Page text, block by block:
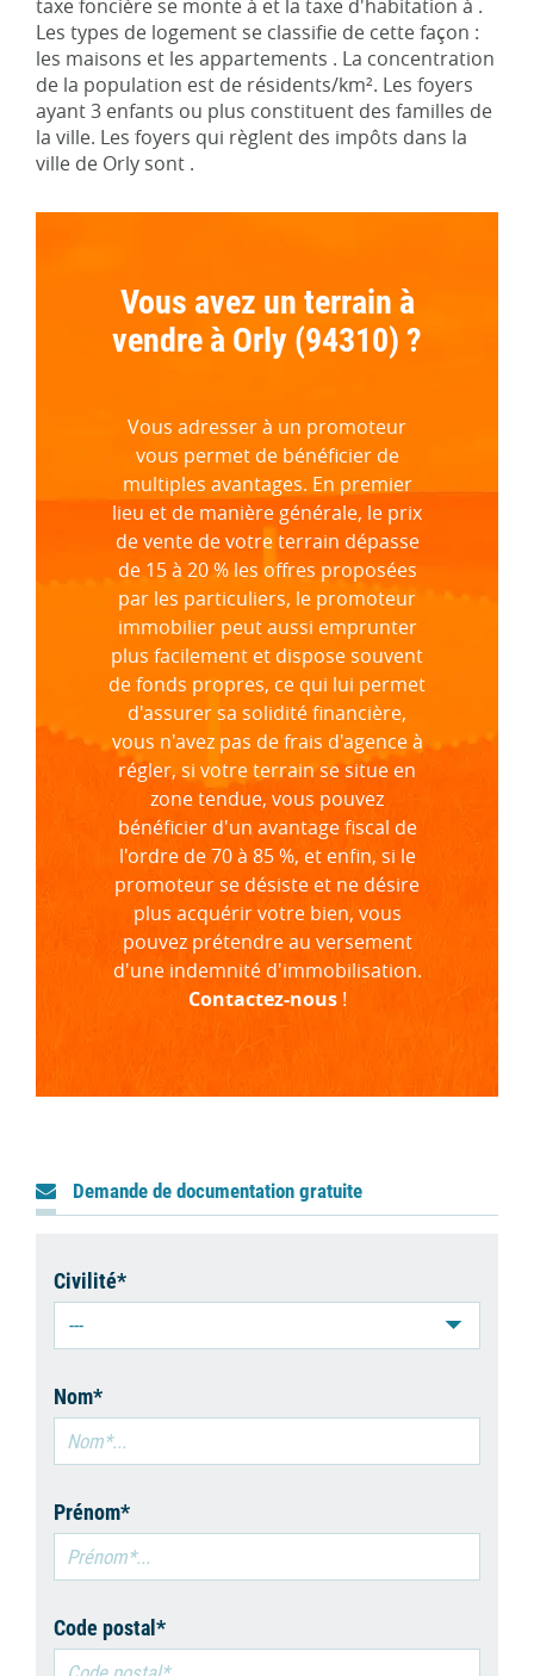
taxe foncière se monte à et la taxe d'habitation à .
Les types de logement se classifie de cette façon :
les maisons et les appartements . La concentration
de la population est de résidents/km². Les foyers
ayant 3 enfants ou plus constituent des familles de
la ville. Les foyers qui règlent des impôts dans la
ville de Orly sont .
Vous avez un terrain à
vendre à Orly (94310) ?
Vous adresser à un promoteur
vous permet de bénéficier de
multiples avantages. En premier
lieu et de manière générale, le prix
de vente de votre terrain dépasse
de 15 à 20 % les offres proposées
par les particuliers, le promoteur
immobilier peut aussi emprunter
plus facilement et dispose souvent
de fonds propres, ce qui lui permet
d'assurer sa solidité financière,
vous n'avez pas de frais d'agence à
régler, si votre terrain se situe en
zone tendue, vous pouvez
bénéficier d'un avantage fiscal de
l'ordre de 70 à 85 %, et enfin, si le
promoteur se désiste et ne désire
plus acquérir votre bien, vous
pouvez prétendre au versement
d'une indemnité d'immobilisation.
Contactez-nous!
Demande de documentation gratuite
Civilité*
---
Nom*
Prénom*
Code postal*